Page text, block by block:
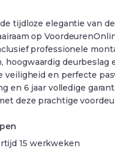
tijdloze elegantie van
op
professionele
hoogwaardig
veiligheid en perfecte
en 6 jaar volledige
deze prachtige
15 werkweken